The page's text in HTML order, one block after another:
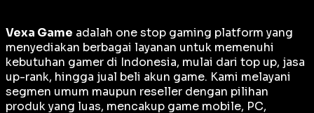
Vexa Game adalah one stop gaming platform yang
menyediakan berbagai layanan untuk memenuhi
kebutuhan gamer di Indonesia, mulai dari top up, jasa
up-rank, hingga jual beli akun game. Kami melayani
segmen umum maupun reseller dengan pilihan
produk yang luas, mencakup game mobile, PC,